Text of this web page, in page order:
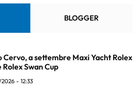
BLOGGER
Cervo, a settembre Maxi Yacht Rolex
Rolex Swan Cup
- 12:33